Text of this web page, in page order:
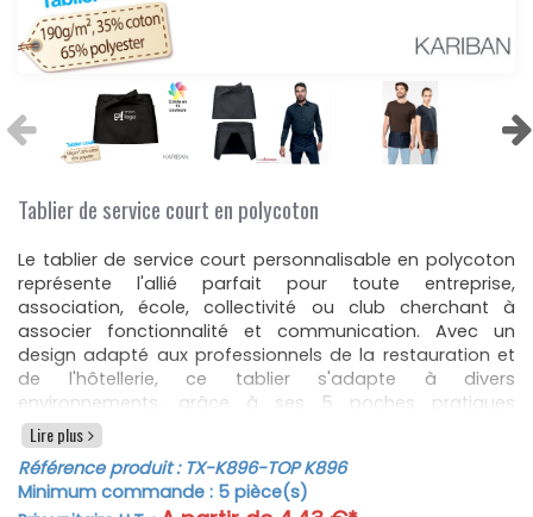
Tablier de service court en polycoton
Le tablier de service court personnalisable en polycoton
représente l'allié parfait pour toute entreprise,
association, école, collectivité ou club cherchant à
associer fonctionnalité et communication. Avec un
design adapté aux professionnels de la restauration et
de l'hôtellerie, ce tablier s'adapte à divers
environnements, grâce à ses 5 poches pratiques
permettant de ranger tous les outils nécessaires. Ses
dimensions de H 26 cm - L 70 cm et la hauteur de
poches de 20 cm répondent aux besoins des
professionnels exigeants.
Lire plus
Référence produit : TX-K896-TOP K896
Minimum commande : 5 pièce(s)